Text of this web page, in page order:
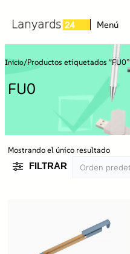
Menú
Inicio/Productos etiquetados “FU0”
FU0
Mostrando el único resultado
FILTRAR